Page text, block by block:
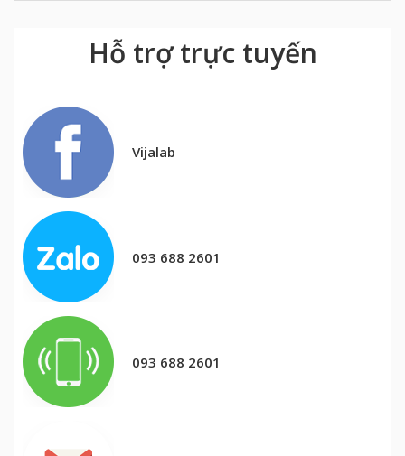
Hỗ trợ trực tuyến
Vijalab
093 688 2601
093 688 2601